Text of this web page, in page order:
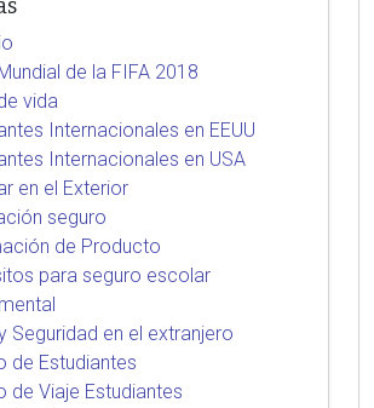
de la FIFA 2018
vida
Internacionales en EEUU
Internacionales en USA
en el Exterior
seguro
de Producto
para seguro escolar
Seguridad en el extranjero
de Estudiantes
de Viaje Estudiantes